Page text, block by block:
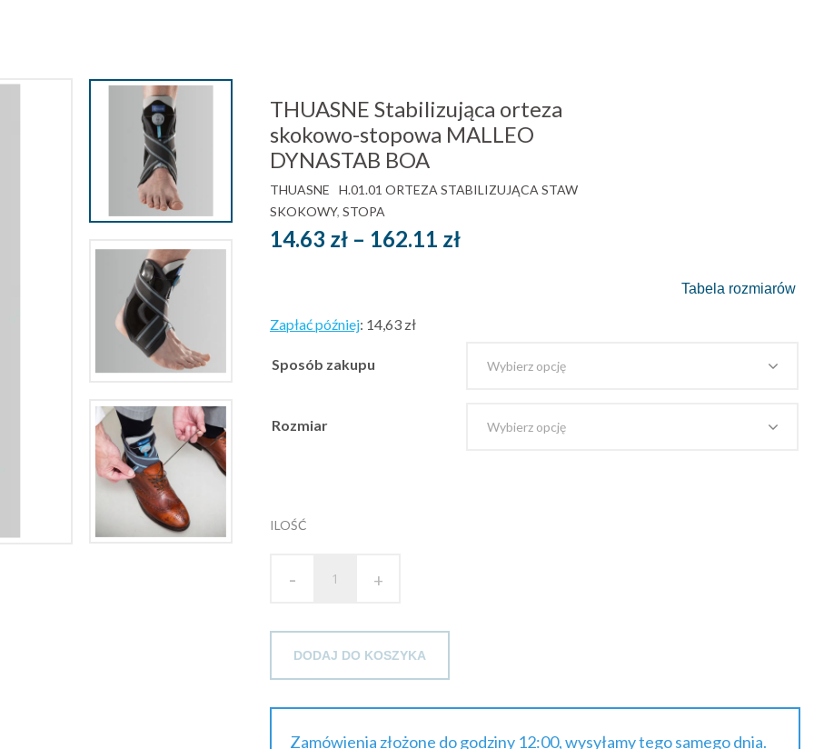
THUASNE Stabilizująca orteza
skokowo-stopowa MALLEO
DYNASTAB BOA
THUASNE
H.01.01 ORTEZA STABILIZUJĄCA STAW
SKOKOWY, STOPA
14.63 zł – 162.11 złZakres
brutto
Tabela rozmiarów
Zapłać później: 14,63 zł
Sposób zakupu
Rozmiar
ILOŚĆ
- +
DODAJ DO KOSZYKA
Zamówienia złożone do godziny 12:00, wysyłamy tego samego dnia.